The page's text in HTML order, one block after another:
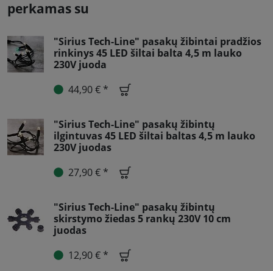
perkamas su
"Sirius Tech-Line" pasakų žibintai pradžios
rinkinys 45 LED šiltai balta 4,5 m lauko
230V juoda
44,90 € *
"Sirius Tech-Line" pasakų žibintų
ilgintuvas 45 LED šiltai baltas 4,5 m lauko
230V juodas
27,90 € *
"Sirius Tech-Line" pasakų žibintų
skirstymo žiedas 5 rankų 230V 10 cm
juodas
12,90 € *